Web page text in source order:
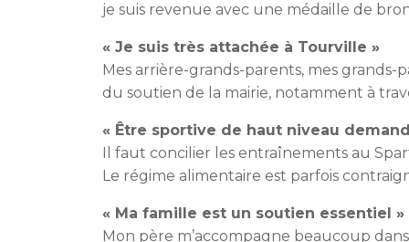
je suis revenue avec une médaille de
« Je suis très attachée à Tourville »
Mes arrière-grands-parents, mes grands-
du soutien de la mairie, notamment à
« Être sportive de haut niveau
Il faut concilier les entraînements au
Le régime alimentaire est parfois
« Ma famille est un soutien essentiel »
Mon père m’accompagne beaucoup